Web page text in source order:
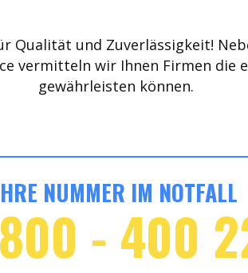
Qualität und Zuverlässigkeit!
vermitteln wir Ihnen Firmen die
gewährleisten können.
NUMMER IM NOTFALL
- 400